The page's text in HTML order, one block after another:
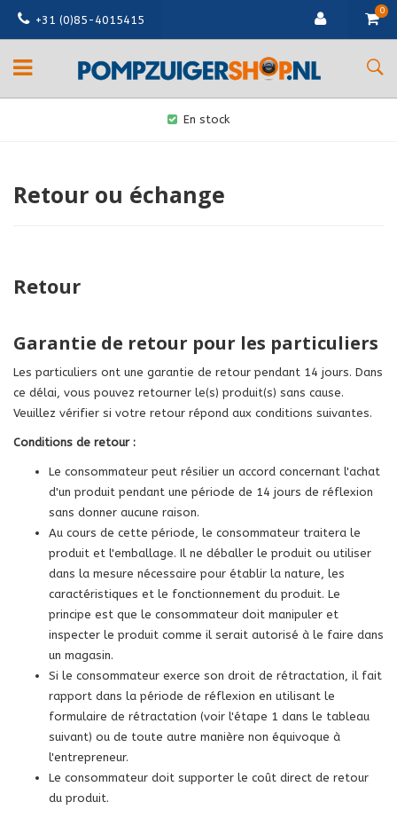
+31 (0)85-4015415
0
En stock
Retour ou échange
Retour
Garantie de retour pour les particuliers
Les particuliers ont une garantie de retour pendant 14 jours. Dans
ce délai, vous pouvez retourner le(s) produit(s) sans cause.
Veuillez vérifier si votre retour répond aux conditions suivantes.
Conditions de retour :
Le consommateur peut résilier un accord concernant l'achat
d'un produit pendant une période de 14 jours de réflexion
sans donner aucune raison.
Au cours de cette période, le consommateur traitera le
produit et l'emballage. Il ne déballer le produit ou utiliser
dans la mesure nécessaire pour établir la nature, les
caractéristiques et le fonctionnement du produit. Le
principe est que le consommateur doit manipuler et
inspecter le produit comme il serait autorisé à le faire dans
un magasin.
Si le consommateur exerce son droit de rétractation, il fait
rapport dans la période de réflexion en utilisant le
formulaire de rétractation (voir l'étape 1 dans le tableau
suivant) ou de toute autre manière non équivoque à
l'entrepreneur.
Le consommateur doit supporter le coût direct de retour
du produit.